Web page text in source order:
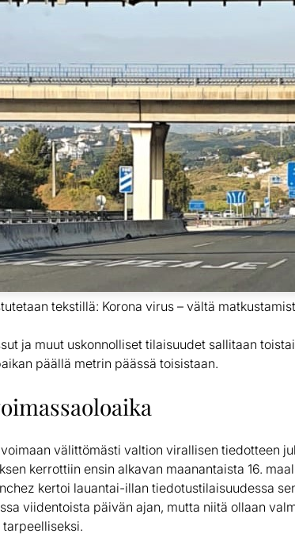
tekstillä: Korona virus – vältä
ja muut uskonnolliset tilaisuudet sallitaan
päällä metrin päässä toisistaan.
välittömästi valtion virallisen tiedotteen
kerrottiin ensin alkavan maanantaista 16.
kertoi lauantai-illan tiedotustilaisuudessa
viidentoista päivän ajan, mutta niitä ollaan